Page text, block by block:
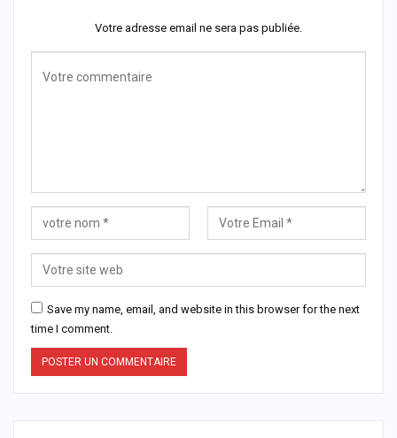
Votre adresse email ne sera pas publiée.
Save my name, email, and website in this browser for the next
time I comment.